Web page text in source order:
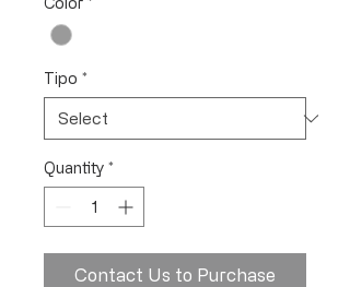
Tipo *
Quantity *
Contact Us to Purchase